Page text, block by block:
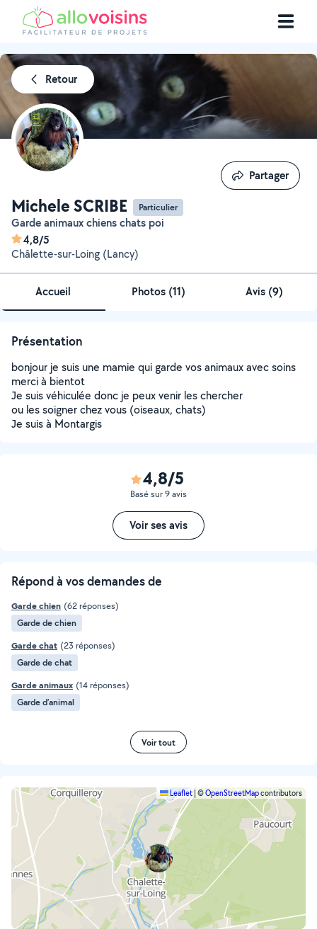
Retour
Michele SCRIBE Particulier
Garde animaux chiens chats poi
4,8/5
Châlette-sur-Loing (Lancy)
Partager
Partager
Accueil Photos (11) Avis (9)
Présentation
bonjour je suis une mamie qui garde vos animaux avec soins
merci à bientot
Je suis véhiculée donc je peux venir les chercher
ou les soigner chez vous (oiseaux, chats)
Je suis à Montargis
4,8/5
Basé sur 9 avis
Voir ses avis
Répond à vos demandes de
Garde chien (62 réponses)
Garde de chien
Garde chat (23 réponses)
Garde de chat
Garde animaux (14 réponses)
Garde d’animal
Voir tout
Leaflet|©OpenStreetMapcontributors